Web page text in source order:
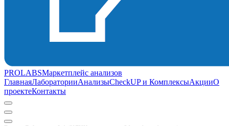
PROLABSМаркетплейс анализов
ГлавнаяЛабораторииАнализыCheckUP и КомплексыАкцииО
проектеКонтакты